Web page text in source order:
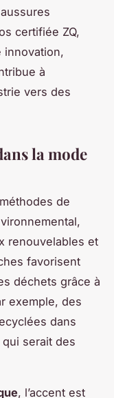
certifiée ZQ,
innovation,
à
vers des
la mode
de
renouvelables et
favorisent
déchets grâce à
exemple, des
dans
serait des
, l’accent est